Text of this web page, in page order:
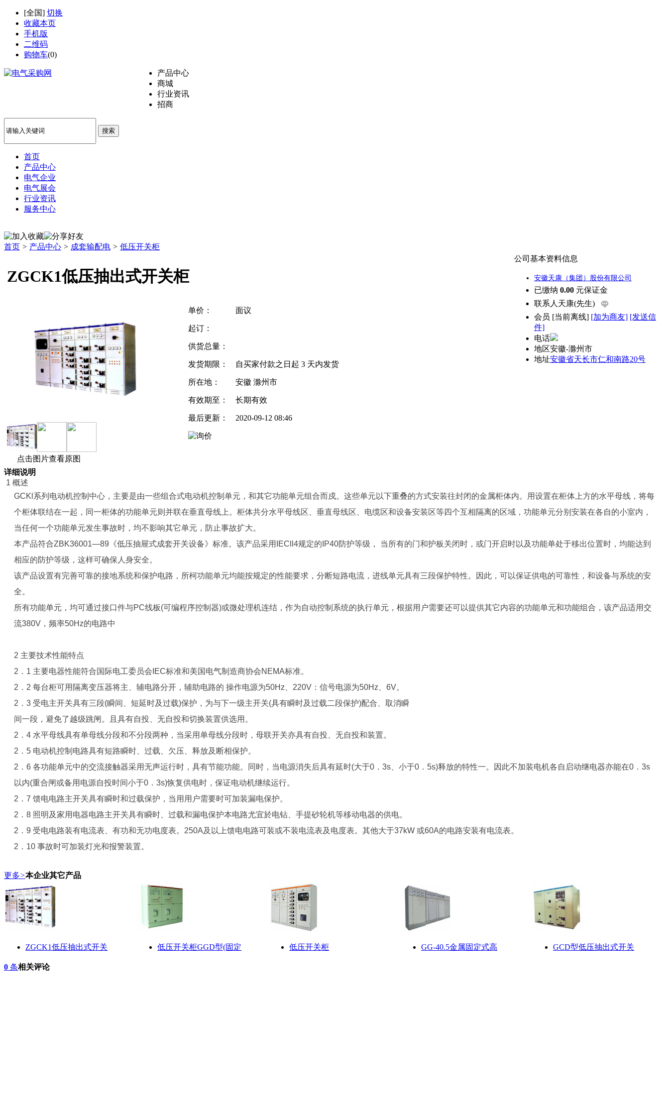
[全国] 切换
收藏本页
手机版
二维码
购物车(0)
产品中心
商城
行业资讯
招商
搜索
首页
产品中心
电气企业
电气展会
行业资讯
服务中心
首页 > 产品中心 > 成套输配电 > 低压开关柜
ZGCK1低压抽出式开关柜
点击图片查看原图
单价： 面议
起订：
供货总量：
发货期限： 自买家付款之日起 3 天内发货
所在地： 安徽 滁州市
有效期至： 长期有效
最后更新： 2020-09-12 08:46
公司基本资料信息
安徽天康（集团）股份有限公司
已缴纳 0.00 元保证金
联系人 天康(先生)
会员 [当前离线] [加为商友] [发送信
件]
电话
地区安徽-滁州市
地址安徽省天长市仁和南路20号
详细说明
1 概述
GCKl系列电动机控制中心，主要是由一些组合式电动机控制单元，和其它功能单元组合而戍。这些单元以下重叠的方式安装往封闭的金属柜体内。用设置在柜体上方的水平母线，将每
个柜体联结在一起，同一柜体的功能单元则并联在垂直母线上。柜体共分水平母线区、垂直母线区、电缆区和设备安装区等四个互相隔离的区域，功能单元分别安装在各自的小室内，
当任何一个功能单元发生事故时，均不影响其它单元，防止事故扩大。
本产品符合ZBK36001—89《低压抽屉式成套开关设备》标准。该产品采用IECll4规定的IP40防护等级， 当所有的门和护板关闭时，或门开启时以及功能单处于移出位置时，均能达到
相应的防护等级，这样可确保人身安全。
该产品设置有完善可靠的接地系统和保护电路，所柯功能单元均能按规定的性能要求，分断短路电流，进线单元具有三段保护特性。因此，可以保证供电的可靠性，和设备与系统的安
全。
所有功能单元，均可通过接口件与PC线板(可编程序控制器)或微处理机连结，作为自动控制系统的执行单元，根据用户需要还可以提供其它内容的功能单元和功能组合，该产品适用交
流380V，频率50Hz的电路中
2 主要技术性能特点
2．1 主要电器性能符合国际电工委员会IEC标准和美国电气制造商协会NEMA标准。
2．2 每台柜可用隔离变压器将主、辅电路分开，辅助电路的 操作电源为50Hz、220V：信号电源为50Hz、6V。
2．3 受电主开关具有三段(瞬间、短延时及过载)保护，为与下一级主开关(具有瞬时及过载二段保护)配合、取消瞬
间一段，避免了越级跳闸。且具有自投、无自投和切换装置供选用。
2．4 水平母线具有单母线分段和不分段两种，当采用单母线分段时，母联开关亦具有自投、无自投和装置。
2．5 电动机控制电路具有短路瞬时、过载、欠压、释放及断相保护。
2．6 各功能单元中的交流接触器采用无声运行时，具有节能功能。同时，当电源消失后具有延时(大于0．3s、小于0．5s)释放的特性一。因此不加装电机各自启动继电器亦能在0．3s
以内(重合闸或备用电源自投时间小于0．3s)恢复供电时，保证电动机继续运行。
2．7 馈电电路主开关具有瞬时和过载保护，当用用户需要时可加装漏电保护。
2．8 照明及家用电器电路主开关具有瞬时、过载和漏电保护本电路尤宜於电钻、手提砂轮机等移动电器的供电。
2．9 受电电路装有电流表、有功和无功电度表。250A及以上馈电电路可装或不装电流表及电度表。其他大于37kW 或60A的电路安装有电流表。
2．10 事故时可加装灯光和报警装置。
更多>本企业其它产品
ZGCK1低压抽出式开关 低压开关柜GGD型(固定 低压开关柜 GG-40.5金属固定式高 GCD型低压抽出式开关
0 条相关评论